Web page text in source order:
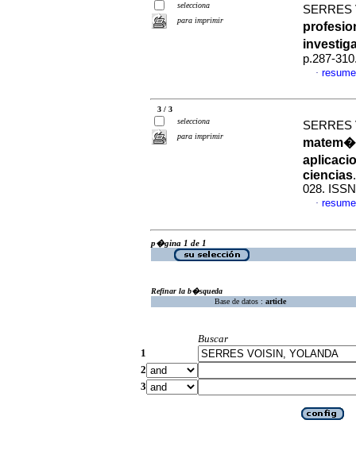
selecciona
para imprimir
SERRES
p.287-
·
3 / 3
selecciona
para imprimir
SERRES
ciencias
028.
·
p�gina 1 de 1
Refinar la b�squeda
Base de datos : article
Buscar
1
2
3